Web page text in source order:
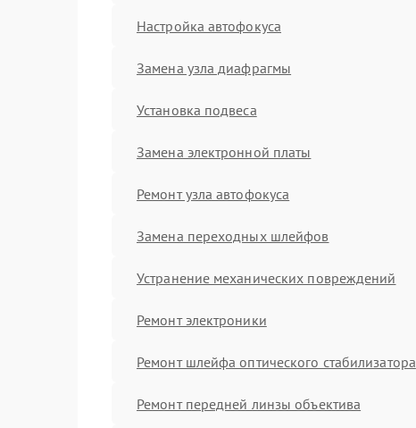
Настройка автофокуса
Замена узла диафрагмы
Установка подвеса
Замена электронной платы
Ремонт узла автофокуса
Замена переходных шлейфов
Устранение механических повреждений
Ремонт электроники
Ремонт шлейфа оптического стабилизатора
Ремонт передней линзы объектива